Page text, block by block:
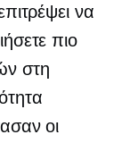
να
πιο
στη
οι